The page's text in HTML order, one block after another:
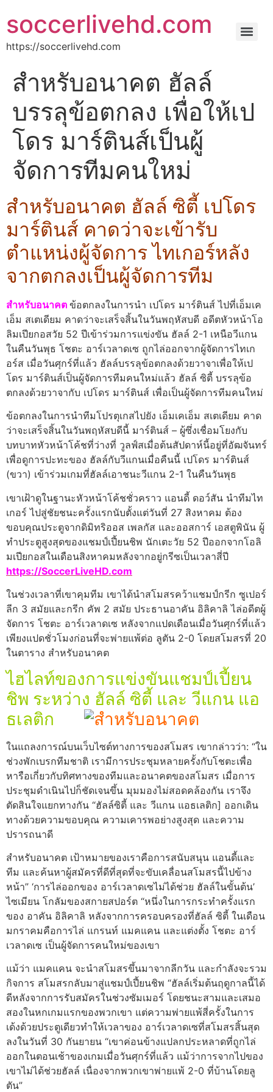
soccerlivehd.com
https://soccerlivehd.com
สำหรับอนาคต ฮัลล์
บรรลุข้อตกลง เพื่อให้เป
โดร มาร์ตินส์เป็นผู้
จัดการทีมคนใหม่
สำหรับอนาคต ฮัลล์ ซิตี้ เปโดร
มาร์ตินส์ คาดว่าจะเข้ารับ
ตำแหน่งผู้จัดการ ไทเกอร์หลัง
จากตกลงเป็นผู้จัดการทีม
สำหรับอนาคต ข้อตกลงในการนำ เปโดร มาร์ตินส์ ไปที่เอ็มเค
เอ็ม สเตเดียม คาดว่าจะเสร็จสิ้นในวันพฤหัสบดี อดีตหัวหน้าโอ
ลิมเปียกอสวัย 52 ปีเข้าร่วมการแข่งขัน ฮัลล์ 2-1 เหนือวีแกน
ในคืนวันพุธ โชตะ อาร์เวลาดเซ ถูกไล่ออกจากผู้จัดการไทเก
อร์ส เมื่อวันศุกร์ที่แล้ว ฮัลล์บรรลุข้อตกลงด้วยวาจาเพื่อให้เป
โดร มาร์ตินส์เป็นผู้จัดการทีมคนใหม่แล้ว ฮัลล์ ซิตี้ บรรลุข้อ
ตกลงด้วยวาจากับ เปโดร มาร์ตินส์ เพื่อเป็นผู้จัดการทีมคนใหม่
ข้อตกลงในการนำทีมโปรตุเกสไปยัง เอ็มเคเอ็ม สเตเดียม คาด
ว่าจะเสร็จสิ้นในวันพฤหัสบดีนี้ มาร์ตินส์ – ผู้ซึ่งเชื่อมโยงกับ
บทบาทหัวหน้าโค้ชที่ว่างที่ วูลฟ์สเมื่อต้นสัปดาห์นี้อยู่ที่อัฒจันทร์
เพื่อดูการปะทะของ ฮัลล์กับวีแกนเมื่อคืนนี้ เปโดร มาร์ตินส์
(ขวา) เข้าร่วมเกมที่ฮัลล์เอาชนะวีแกน 2-1 ในคืนวันพุธ
เขาเฝ้าดูในฐานะหัวหน้าโค้ชชั่วคราว แอนดี้ ดอว์สัน นำทีมไท
เกอร์ ไปสู่ชัยชนะครั้งแรกนับตั้งแต่วันที่ 27 สิงหาคม ต้อง
ขอบคุณประตูจากดิมิทริออส เพลกัส และออสการ์ เอสตูพินัน ผู้
ทำประตูสูงสุดของแชมป์เปี้ยนชิพ นักเตะวัย 52 ปีออกจากโอลิ
มเปียกอสในเดือนสิงหาคมหลังจากอยู่กรีซเป็นเวลาสี่ปี
https://SoccerLiveHD.com
ในช่วงเวลาที่เขาคุมทีม เขาได้นำสโมสรคว้าแชมป์กรีก ซูเปอร์
ลีก 3 สมัยและกรีก คัพ 2 สมัย ประธานอาคัน อิลิคาลิ ไล่อดีตผู้
จัดการ โชตะ อาร์เวลาดเซ หลังจากแปดเดือนเมื่อวันศุกร์ที่แล้ว
เพียงแปดชั่วโมงก่อนที่จะพ่ายแพ้ต่อ ลูตัน 2-0 โดยสโมสรที่ 20
ในตาราง สำหรับอนาคต
ไฮไลท์ของการแข่งขันแชมป์เปี้ยน
ชิพ ระหว่าง ฮัลล์ ซิตี้ และ วีแกน แอ
ธเลติก
ในแถลงการณ์บนเว็บไซต์ทางการของสโมสร เขากล่าวว่า: “ใน
ช่วงพักเบรกทีมชาติ เรามีการประชุมหลายครั้งกับโชตะเพื่อ
หารือเกี่ยวกับทิศทางของทีมและอนาคตของสโมสร เมื่อการ
ประชุมดำเนินไปก็ชัดเจนขึ้น มุมมองไม่สอดคล้องกัน เราจึง
ตัดสินใจแยกทางกัน “ฮัลล์ซิตี้ และ วีแกน แอธเลติก] ออกเดิน
ทางด้วยความขอบคุณ ความเคารพอย่างสูงสุด และความ
ปรารถนาดี
สำหรับอนาคต เป้าหมายของเราคือการสนับสนุน แอนดี้และ
ทีม และค้นหาผู้สมัครที่ดีที่สุดที่จะขับเคลื่อนสโมสรนี้ไปข้าง
หน้า” ‘การไล่ออกของ อาร์เวลาดเซไม่ได้ช่วย ฮัลล์ในขั้นต้น’
ไซเมียน โกลัมของสกายสปอร์ต “หนึ่งในการกระทำครั้งแรก
ของ อาคัน อิลิคาลิ หลังจากการครอบครองที่ฮัลล์ ซิตี้ ในเดือน
มกราคมคือการไล่ แกรนท์ แมคแคน และแต่งตั้ง โชตะ อาร์
เวลาดเซ เป็นผู้จัดการคนใหม่ของเขา
แม้ว่า แมคแคน จะนำสโมสรขึ้นมาจากลีกวัน และกำลังจะรวม
กิจการ สโมสรกลับมาสู่แชมป์เปี้ยนชิพ “ฮัลล์เริ่มต้นฤดูกาลนี้ได้
ดีหลังจากการรับสมัครในช่วงซัมเมอร์ โดยชนะสามและเสมอ
สองในหกเกมแรกของพวกเขา แต่ความพ่ายแพ้สี่ครั้งในการ
เด้งด้วยประตูเดียวทำให้เวลาของ อาร์เวลาดเซที่สโมสรสิ้นสุด
ลงในวันที่ 30 กันยายน “เขาค่อนข้างแปลกประหลาดที่ถูกไล่
ออกในตอนเช้าของเกมเมื่อวันศุกร์ที่แล้ว แม้ว่าการจากไปของ
เขาไม่ได้ช่วยฮัลล์ เนื่องจากพวกเขาพ่ายแพ้ 2-0 ที่บ้านโดยลู
ตัน”